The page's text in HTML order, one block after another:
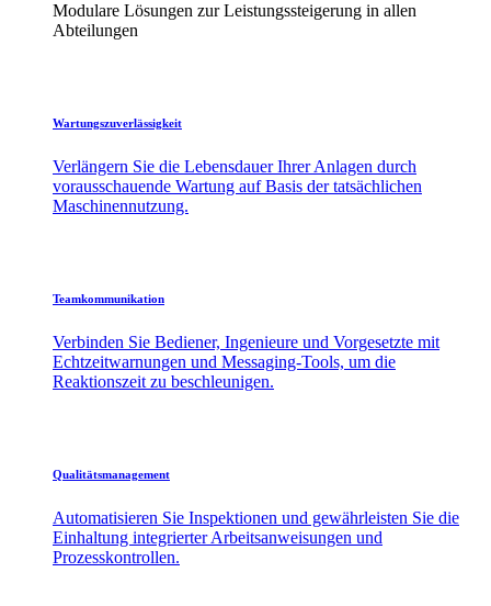
Modulare Lösungen zur Leistungssteigerung in allen
Abteilungen
Wartungszuverlässigkeit
Verlängern Sie die Lebensdauer Ihrer Anlagen durch
vorausschauende Wartung auf Basis der tatsächlichen
Maschinennutzung.
Teamkommunikation
Verbinden Sie Bediener, Ingenieure und Vorgesetzte mit
Echtzeitwarnungen und Messaging-Tools, um die
Reaktionszeit zu beschleunigen.
Qualitätsmanagement
Automatisieren Sie Inspektionen und gewährleisten Sie die
Einhaltung integrierter Arbeitsanweisungen und
Prozesskontrollen.